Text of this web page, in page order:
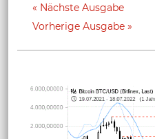
Nächste Ausgabe
Vorherige Ausgabe